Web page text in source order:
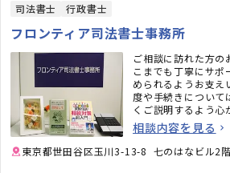
司法書士 行政書士
フロンティア司法書士事務所
ご相談に訪れた方
こまでも丁寧にサポ
められるようお支え
度や手続きについて
くご説明するよう心
相談内容を見る
東京都世田谷区玉川3-13-8 七のはなビル2階